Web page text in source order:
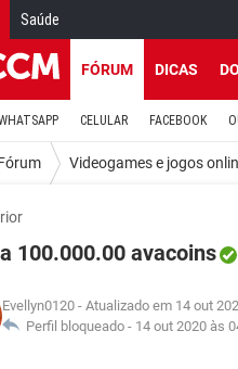
Saúde
FÓRUM DICAS
CELULAR FACEBOOK
Videogames e jogos
100.000.00 avacoins
Evellyn0120 - Atualizado em 14 out
Perfil bloqueado - 14 out 2020 às